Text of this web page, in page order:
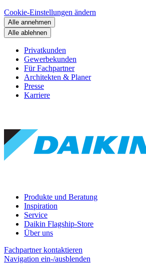
Cookie-Einstellungen ändern
Alle annehmen
Alle ablehnen
Privatkunden
Gewerbekunden
Für Fachpartner
Architekten & Planer
Presse
Karriere
Produkte und Beratung
Inspiration
Service
Daikin Flagship-Store
Über uns
Fachpartner kontaktieren
Navigation ein-/ausblenden